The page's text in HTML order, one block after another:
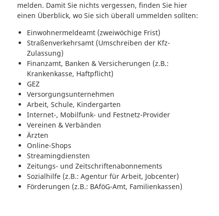
melden. Damit Sie nichts vergessen, finden Sie hier
einen Überblick, wo Sie sich überall ummelden sollten:
Einwohnermeldeamt (zweiwöchige Frist)
Straßenverkehrsamt (Umschreiben der Kfz-
Zulassung)
Finanzamt, Banken & Versicherungen (z.B.:
Krankenkasse, Haftpflicht)
GEZ
Versorgungsunternehmen
Arbeit, Schule, Kindergarten
Internet-, Mobilfunk- und Festnetz-Provider
Vereinen & Verbänden
Ärzten
Online-Shops
Streamingdiensten
Zeitungs- und Zeitschriftenabonnements
Sozialhilfe (z.B.: Agentur für Arbeit, Jobcenter)
Förderungen (z.B.: BAföG-Amt, Familienkassen)